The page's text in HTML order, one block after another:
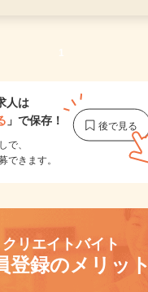
1
人は
」で保存！
で、
できます。
クリエイトバイト
登録のメリット